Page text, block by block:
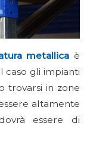
metallica è
caso gli impianti
trovarsi in zone
altamente
essere di